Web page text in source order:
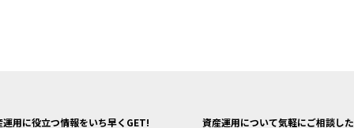
運用に役立つ情報をいち早くGET! 資産運用について気軽にご相談し